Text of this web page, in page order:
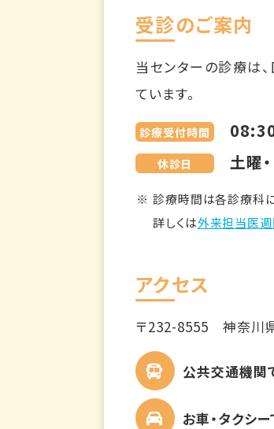
受診のご案内
当センターの診療は
ています。
診療受付時間
休診日 土曜
診療時間は各診療科に
詳しくは外来担当医
アクセス
〒232-8555神奈川
公共交通機関
お車・タクシ